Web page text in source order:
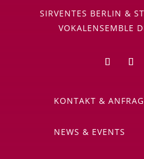
SIRVENTES BERLIN &
VOKALENSEMBLE
KONTAKT &
NEWS & EVENTS